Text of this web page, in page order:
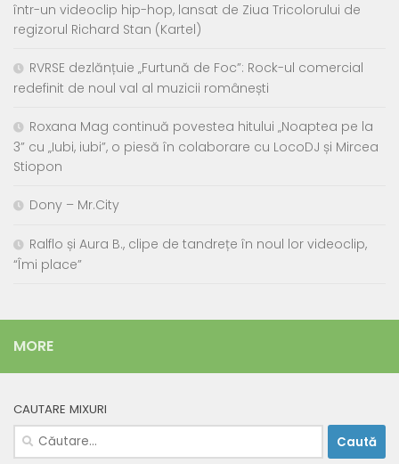
într-un videoclip hip-hop, lansat de Ziua Tricolorului de
regizorul Richard Stan (Kartel)
RVRSE dezlănțuie „Furtună de Foc”: Rock-ul comercial
redefinit de noul val al muzicii românești
Roxana Mag continuă povestea hitului „Noaptea pe la
3” cu „Iubi, iubi”, o piesă în colaborare cu LocoDJ și Mircea
Stiopon
Dony – Mr.City
Ralflo și Aura B., clipe de tandrețe în noul lor videoclip,
“Îmi place”
MORE
CAUTARE MIXURI
Caută
după: